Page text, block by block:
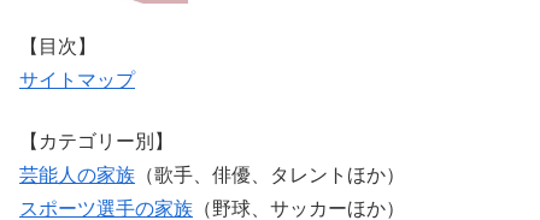
【目次】
サイトマップ
【カテゴリー別】
芸能人の家族 （歌手、俳優、タレントほか）
スポーツ選手の家族 （野球、サッカーほか）